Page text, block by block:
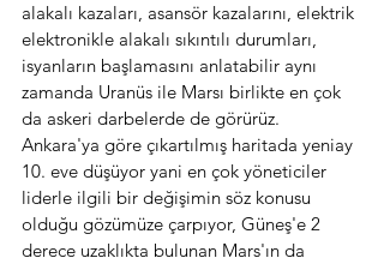
alakalı kazaları, asansör kazalarını, elektrik
elektronikle alakalı sıkıntılı durumları,
isyanların başlamasını anlatabilir aynı
zamanda Uranüs ile Marsı birlikte en çok
da askeri darbelerde de görürüz.
Ankara'ya göre çıkartılmış haritada yeniay
10. eve düşüyor yani en çok yöneticiler
liderle ilgili bir değişimin söz konusu
olduğu gözümüze çarpıyor, Güneş'e 2
derece uzaklıkta bulunan Mars'ın da